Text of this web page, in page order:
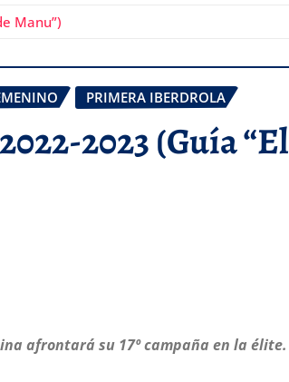
Manu”)
PRIMERA IBERDROLA
2023 (Guía “El
afrontará su 17º campaña en la élite.